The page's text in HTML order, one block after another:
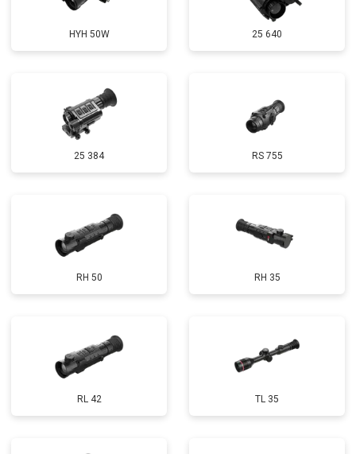
HYH 50W 25 640
25 384 RS 755
RH 50 RH 35
RL 42 TL 35